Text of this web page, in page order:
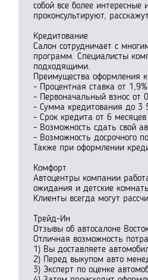
собой все более
проконсультируют,
Кредитование
Салон сотрудничает с
программ. Специалисты
подходящими.
Преимущества оформления
- Процентная ставка от
- Первоначальный взнос от
- Сумма кредитования до 3
- Срок кредита от 6
- Возможность сдать свой
- Возможность досрочного
Также при оформлении
Комфорт
Автоцентры компании
ожидания и детские
Клиенты всегда могут
Трейд-Ин
Отзывы об автосалоне
Отличная возможность
1) Вы доставляете
2) Перед выкупом авто
3) Эксперт по оценке